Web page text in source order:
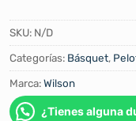
SKU: N/D
Categorías: Básquet,
Marca:Wilson
¿Tienes alguna